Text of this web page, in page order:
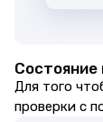
Состояние
Для того
проверки с